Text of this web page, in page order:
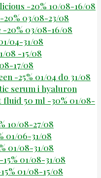
-20% 10/08-16/08
20% 03/08-23/08
-20% 03/08-16/08
04-31/08
08 -15/08
17/08
-25% 01/04 do 31/08
serum i hyaluron
50 ml -30% 01/08-
10/08-27/08
01/06-31/08
01/08-31/08
01/08-31/08
01/08-15/08